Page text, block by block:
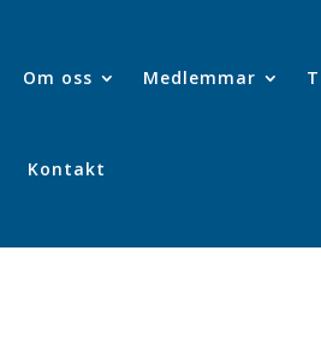
Om oss Medlemmar
Kontakt